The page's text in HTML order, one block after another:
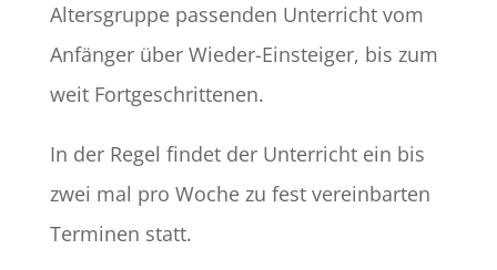
Altersgruppe passenden Unterricht vom
Anfänger über Wieder-Einsteiger, bis zum
weit Fortgeschrittenen.
In der Regel findet der Unterricht ein bis
zwei mal pro Woche zu fest vereinbarten
Terminen statt.